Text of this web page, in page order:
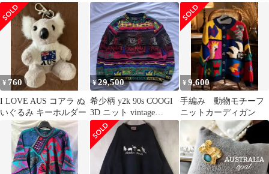
ター
るみ チャーム
¥ 760
I LOVE AUS コアラ ぬ
いぐるみ キーホルダー
¥29,500
希少柄 y2k 90s COOGI
3D ニット vintage
archive
¥9,600
手編み 動物モチーフ
ニットカーディガン